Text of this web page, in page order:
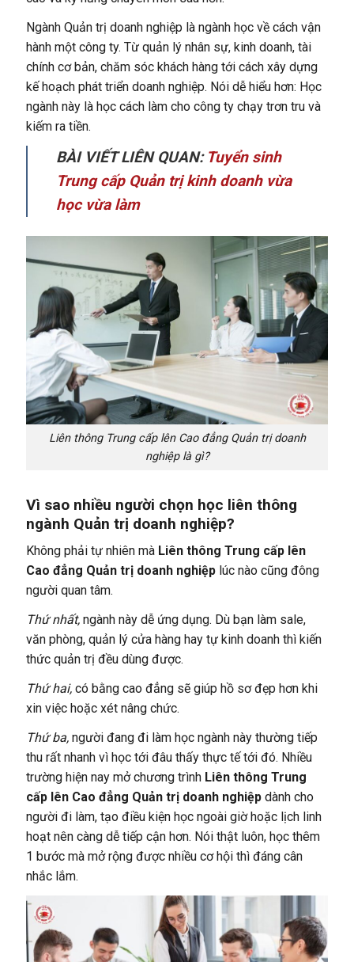
Ngành Quản trị doanh nghiệp là ngành học về cách vận
hành một công ty. Từ quản lý nhân sự, kinh doanh, tài
chính cơ bản, chăm sóc khách hàng tới cách xây dựng
kế hoạch phát triển doanh nghiệp. Nói dễ hiểu hơn: Học
ngành này là học cách làm cho công ty chạy trơn tru và
kiếm ra tiền.
BÀI VIẾT LIÊN QUAN: Tuyển sinh
Trung cấp Quản trị kinh doanh vừa
học vừa làm
Liên thông Trung cấp lên Cao đẳng Quản trị doanh
nghiệp là gì?
Vì sao nhiều người chọn học liên thông
ngành Quản trị doanh nghiệp?
Không phải tự nhiên màLiên thông Trung cấp lên
Cao đẳng Quản trị doanh nghiệplúc nào cũng đông
người quan tâm.
Thứ nhất,ngành này dễ ứng dụng. Dù bạn làm sale,
văn phòng, quản lý cửa hàng hay tự kinh doanh thì kiến
thức quản trị đều dùng được.
Thứ hai,có bằng cao đẳng sẽ giúp hồ sơ đẹp hơn khi
xin việc hoặc xét nâng chức.
Thứ ba,người đang đi làm học ngành này thường tiếp
thu rất nhanh vì học tới đâu thấy thực tế tới đó. Nhiều
trường hiện nay mở chương trình Liên thông Trung
cấp lên Cao đẳng Quản trị doanh nghiệpdành cho
người đi làm, tạo điều kiện học ngoài giờ hoặc lịch linh
hoạt nên càng dễ tiếp cận hơn. Nói thật luôn, học thêm
1 bước mà mở rộng được nhiều cơ hội thì đáng cân
nhắc lắm.